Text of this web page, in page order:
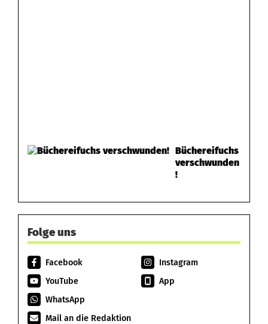
Büchereifuchs
verschwunden
!
Folge uns
Facebook
Instagram
YouTube
App
WhatsApp
Mail an die Redaktion